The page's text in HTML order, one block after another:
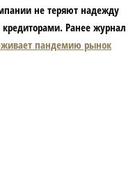
не теряют надежду
кредиторами. Ранее журнал
пандемию рынок